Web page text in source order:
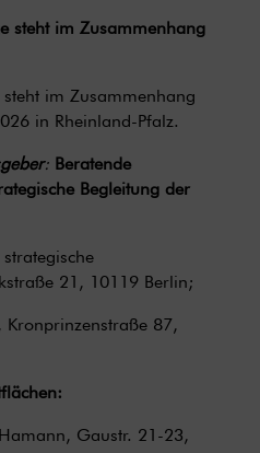
steht im Zusammenhang
im Zusammenhang
in Rheinland-Pfalz.
: Beratende
Begleitung der
21, 10119 Berlin;
Kronprinzenstraße 87,
Gaustr. 21-23,